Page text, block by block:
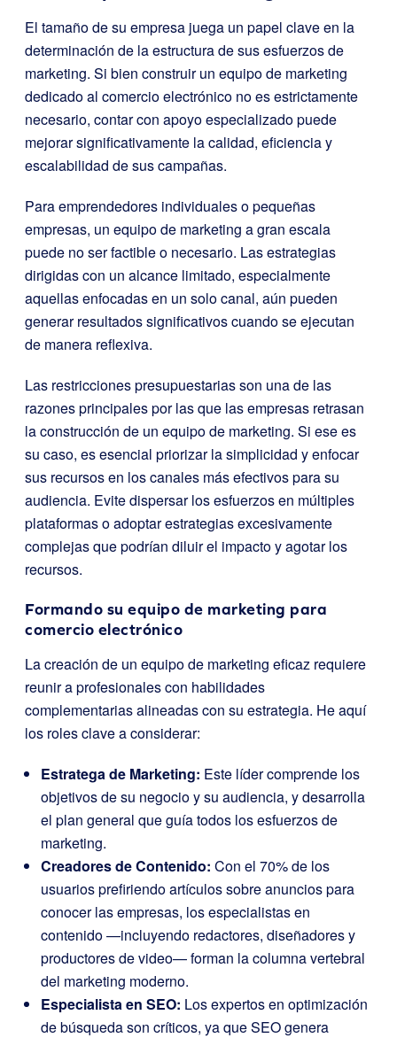
El tamaño de su empresa juega un papel clave en la
determinación de la estructura de sus esfuerzos de
marketing. Si bien construir un equipo de marketing
dedicado al comercio electrónico no es estrictamente
necesario, contar con apoyo especializado puede
mejorar significativamente la calidad, eficiencia y
escalabilidad de sus campañas.
Para emprendedores individuales o pequeñas
empresas, un equipo de marketing a gran escala
puede no ser factible o necesario. Las estrategias
dirigidas con un alcance limitado, especialmente
aquellas enfocadas en un solo canal, aún pueden
generar resultados significativos cuando se ejecutan
de manera reflexiva.
Las restricciones presupuestarias son una de las
razones principales por las que las empresas retrasan
la construcción de un equipo de marketing. Si ese es
su caso, es esencial priorizar la simplicidad y enfocar
sus recursos en los canales más efectivos para su
audiencia. Evite dispersar los esfuerzos en múltiples
plataformas o adoptar estrategias excesivamente
complejas que podrían diluir el impacto y agotar los
recursos.
Formando su equipo de marketing para
comercio electrónico
La creación de un equipo de marketing eficaz requiere
reunir a profesionales con habilidades
complementarias alineadas con su estrategia. He aquí
los roles clave a considerar:
Estrategade Marketing: Este líder comprende los
objetivos de su negocio y su audiencia, y desarrolla
el plan general que guía todos los esfuerzos de
marketing.
Creadores de Contenido: Con el 70% de los
usuarios prefiriendo artículos sobre anuncios para
conocer las empresas, los especialistas en
contenido —incluyendo redactores, diseñadores y
productores de video— forman la columna vertebral
del marketing moderno.
Especialista en SEO: Los expertos en optimización
de búsqueda son críticos, ya que SEO genera